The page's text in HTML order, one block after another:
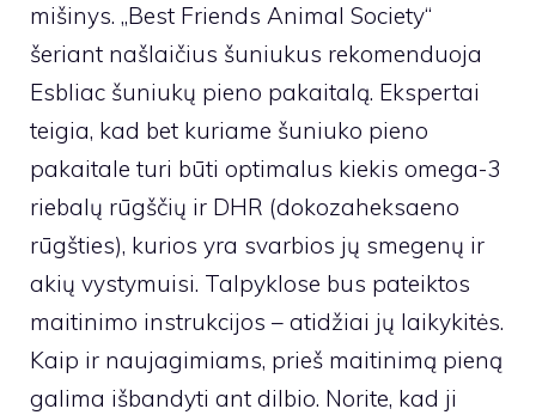
mišinys. „Best Friends Animal Society“
šeriant našlaičius šuniukus rekomenduoja
Esbliac šuniukų pieno pakaitalą. Ekspertai
teigia, kad bet kuriame šuniuko pieno
pakaitale turi būti optimalus kiekis omega-3
riebalų rūgščių ir DHR (dokozaheksaeno
rūgšties), kurios yra svarbios jų smegenų ir
akių vystymuisi. Talpyklose bus pateiktos
maitinimo instrukcijos – atidžiai jų laikykitės.
Kaip ir naujagimiams, prieš maitinimą pieną
galima išbandyti ant dilbio. Norite, kad ji